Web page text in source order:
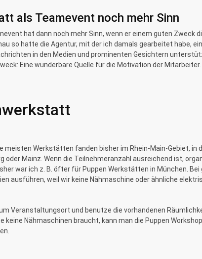
als Teamevent noch mehr Sinn
hat dann noch mehr Sinn, wenn er einem guten Zweck
so hatte die Agentur, mit der ich damals gearbeitet habe,
in den Medien und prominenten Gesichtern
Eine wunderbare Quelle für die Motivation der Mitarbeiter.
meisten Werkstätten fanden bisher im Rhein-Main-Gebiet, in
oder Mainz. Wenn die Teilnehmeranzahl ausreichend ist,
war ich z. B. öfter für Puppen Werkstätten in München. Bei
ausführen, weil wir keine Nähmaschine oder ähnliche
Veranstaltungsort und benutze die vorhandenen
Nähmaschinen braucht, kann man die Puppen